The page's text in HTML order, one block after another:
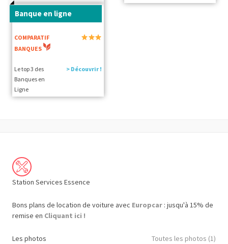
Banque en ligne
COMPARATIF
BANQUES
Le top 3 des
Banques en
Ligne
> Découvrir !
Station Services Essence
Bons plans de location de voiture avec Europcar : jusqu'à 15% de
remise en Cliquant ici !
Les photos Toutes les photos (1)